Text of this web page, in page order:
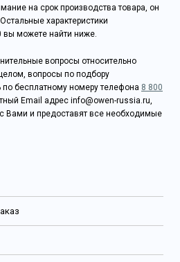
на срок производства товара, он
характеристики
можете найти ниже.
вопросы относительно
вопросы по подбору
бесплатному номеру телефона 8 800
Email адрес info@owen-russia.ru,
Вами и предоставят все необходимые